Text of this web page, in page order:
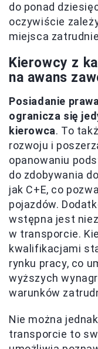
do ponad
oczywiście
miejsca
Kierowcy z
na awans
Posiadanie
ogranicza się
kierowca. To
rozwoju i
opanowaniu
do zdobywania
jak C+E, co
pojazdów.
wstępna jest
w transporcie.
kwalifikacjami
rynku pracy, co
wyższych
warunków
Nie można
transporcie to